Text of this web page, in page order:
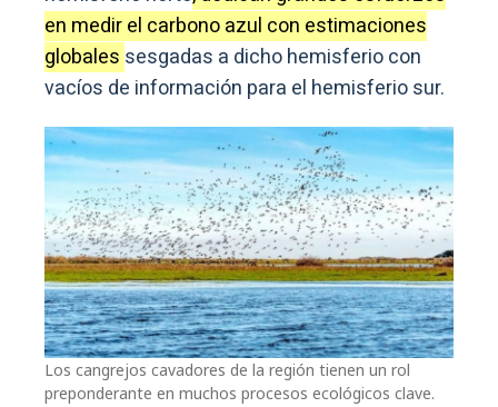
en medir el carbono azul con estimaciones
globales sesgadas a dicho hemisferio con
vacíos de información para el hemisferio sur.
Los cangrejos cavadores de la región tienen un rol
preponderante en muchos procesos ecológicos clave.